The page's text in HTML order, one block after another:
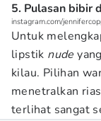
5. Pulasan bibir
instagram.com/
Untuk
lipstik nude
kilau. Pilihan
menetralkan
terlihat sangat